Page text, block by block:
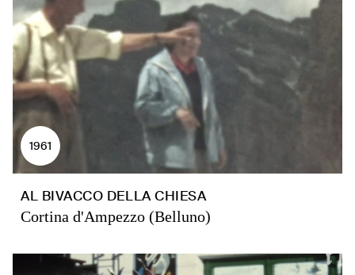
1961
AL BIVACCO DELLA CHIESA
Cortina d'Ampezzo (Belluno)